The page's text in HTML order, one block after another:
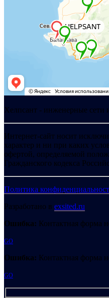
Хелпсант - инженерные сети
Интернет-сайт носит
характер и ни при каких
офертой, определяемой
Гражданского кодекса
Политика
Разработано в exsited.ru
Ошибка: Контактная форма
GO
Ошибка: Контактная форма
GO